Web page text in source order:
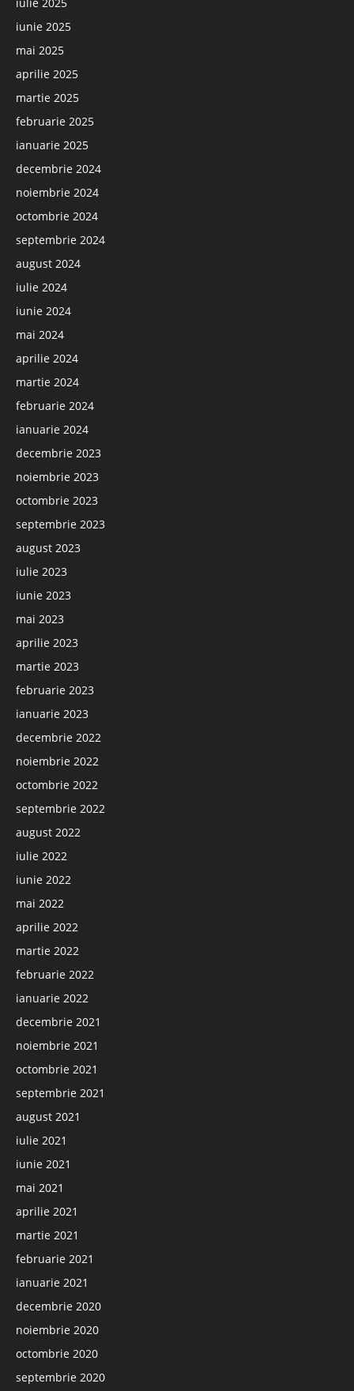
iunie 2025
mai 2025
aprilie 2025
martie 2025
februarie 2025
ianuarie 2025
decembrie 2024
noiembrie 2024
octombrie 2024
septembrie 2024
august 2024
iulie 2024
iunie 2024
mai 2024
aprilie 2024
martie 2024
februarie 2024
ianuarie 2024
decembrie 2023
noiembrie 2023
octombrie 2023
septembrie 2023
august 2023
iulie 2023
iunie 2023
mai 2023
aprilie 2023
martie 2023
februarie 2023
ianuarie 2023
decembrie 2022
noiembrie 2022
octombrie 2022
septembrie 2022
august 2022
iulie 2022
iunie 2022
mai 2022
aprilie 2022
martie 2022
februarie 2022
ianuarie 2022
decembrie 2021
noiembrie 2021
octombrie 2021
septembrie 2021
august 2021
iulie 2021
iunie 2021
mai 2021
aprilie 2021
martie 2021
februarie 2021
ianuarie 2021
decembrie 2020
noiembrie 2020
octombrie 2020
septembrie 2020